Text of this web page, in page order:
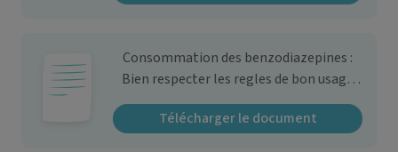
Consommation des benzodiazepines :
Bien respecter les regles de bon usage
pour limiter les risques dont celui de
demence
Télécharger le document